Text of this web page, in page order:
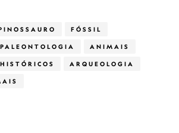
FÓSSIL
PALEONTOLOGIA ANIMAIS
ARQUEOLOGIA